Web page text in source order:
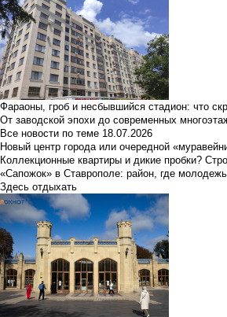
Фараоны, гроб и несбывшийся стадион: что
От заводской эпохи до современных
Все новости по теме 18.07.2026
Новый центр города или очередной
Коллекционные квартиры и дикие пробки?
«Сапожок» в Ставрополе: район, где
Здесь отдыхать